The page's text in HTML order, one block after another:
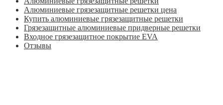
Алюминиевые грязезащитные решетки цена
Купить алюминиевые грязезащитные решетки
Грязезащитные алюминиевые придверные решетки
Входное грязезащитное покрытие EVA
Отзывы